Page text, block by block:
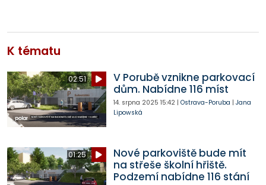
K tématu
02:51
V Porubě vznikne parkovací
dům. Nabídne 116 míst
14. srpna 2025 15:42| Ostrava-Poruba | Jana
Lipowská
01:25
Nové parkoviště bude mít
na střeše školní hřiště.
Podzemí nabídne 116 stání